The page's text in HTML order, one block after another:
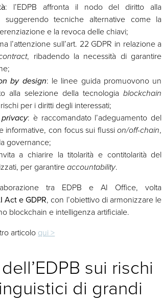
: l’EDPB affronta il nodo del diritto alla
tecniche alternative come la
e la revoca delle chiavi;
l’attenzione sull’art. 22 GDPR in relazione a
, ribadendo la necessità di garantire
by design: le linee guida promuovono un
alla selezione della tecnologiablockchain
per i diritti degli interessati;
privacy: è raccomandato l’adeguamento del
informative, con focus sui flussion/off-chain,
governance;
a chiarire la titolarità e contitolarità del
per garantireaccountability.
tra EDPB e AI Office, volta
e GDPR, con l’obiettivo di armonizzare le
blockchain e intelligenza artificiale.
articolo qui >
sui rischi
di grandi